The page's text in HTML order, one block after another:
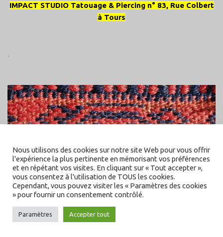
IMPACT STUDIO Tatouage & Piercing n° 83, Rue Colbert
à Tours
.
Nous utilisons des cookies sur notre site Web pour vous offrir
l'expérience la plus pertinente en mémorisant vos préférences
et en répétant vos visites. En cliquant sur « Tout accepter »,
vous consentez à l'utilisation de TOUS les cookies.
Cependant, vous pouvez visiter les « Paramètres des cookies
» pour fournir un consentement contrôlé.
Paramètres Accepter tout